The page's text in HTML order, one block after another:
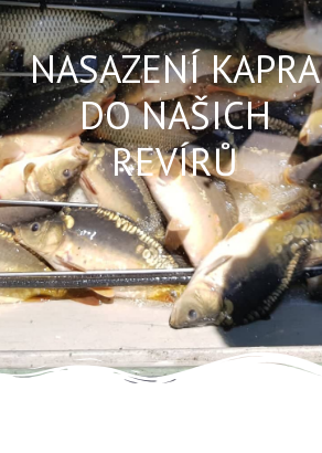
NASAZENÍ KAPRA
DO NAŠICH
REVÍRŮ